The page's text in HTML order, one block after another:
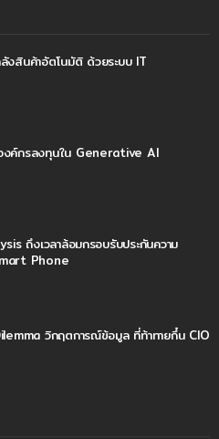
งสินค้าอัตโนมัติ ด้วยระบบ IT
งค์กรลงทุนใน Generative AI
ถึงเวลาล้อมกรอบรับประกันความ
Phone
วิกฤตการณ์ข้อมูล ที่ท้าทายกึ๋น CIO